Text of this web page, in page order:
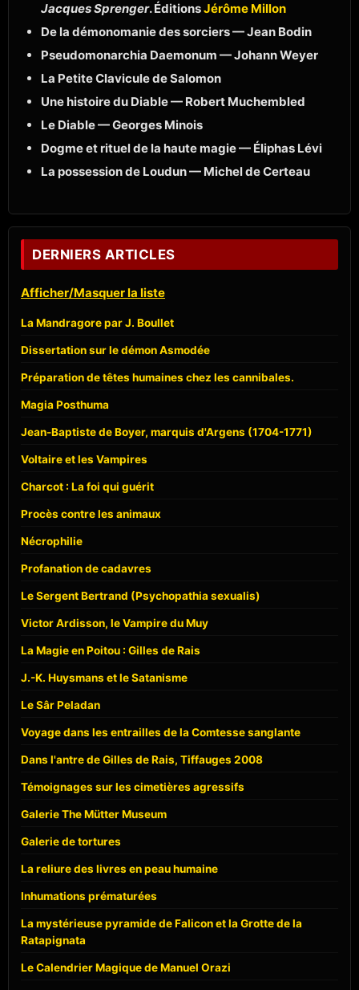
Jacques Sprenger. ÉditionsJérôme Millon
De la démonomanie des sorciers — Jean Bodin
Pseudomonarchia Daemonum — Johann Weyer
La Petite Clavicule de Salomon
Une histoire du Diable — Robert Muchembled
Le Diable — Georges Minois
Dogme et rituel de la haute magie — Éliphas Lévi
La possession de Loudun — Michel de Certeau
DERNIERS ARTICLES
Afficher/Masquer la liste
La Mandragore par J. Boullet
Dissertation sur le démon Asmodée
Préparation de têtes humaines chez les cannibales.
Magia Posthuma
Jean-Baptiste de Boyer, marquis d'Argens (1704-1771)
Voltaire et les Vampires
Charcot : La foi qui guérit
Procès contre les animaux
Nécrophilie
Profanation de cadavres
Le Sergent Bertrand (Psychopathia sexualis)
Victor Ardisson, le Vampire du Muy
La Magie en Poitou : Gilles de Rais
J.-K. Huysmans et le Satanisme
Le Sâr Peladan
Voyage dans les entrailles de la Comtesse sanglante
Dans l'antre de Gilles de Rais, Tiffauges 2008
Témoignages sur les cimetières agressifs
Galerie The Mütter Museum
Galerie de tortures
La reliure des livres en peau humaine
Inhumations prématurées
La mystérieuse pyramide de Falicon et la Grotte de la
Ratapignata
Le Calendrier Magique de Manuel Orazi